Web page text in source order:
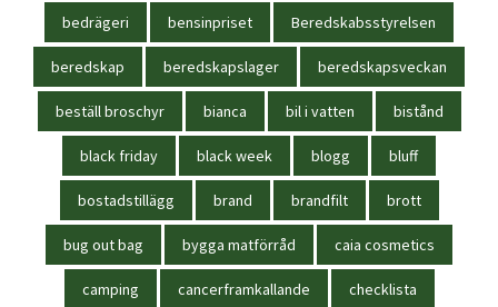
bedrägeri bensinpriset Beredskabsstyrelsen
beredskap beredskapslager beredskapsveckan
beställ broschyr bianca bil i vatten bistånd
black friday black week blogg bluff
bostadstillägg brand brandfilt brott
bug out bag bygga matförråd caia cosmetics
camping cancerframkallande checklista